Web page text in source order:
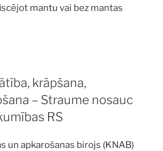
mantu vai bez mantas
krāpšana,
– Straume nosauc
RS
un apkarošanas birojs (KNAB)